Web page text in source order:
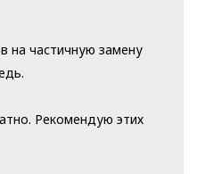
на частичную замену
Рекомендую этих